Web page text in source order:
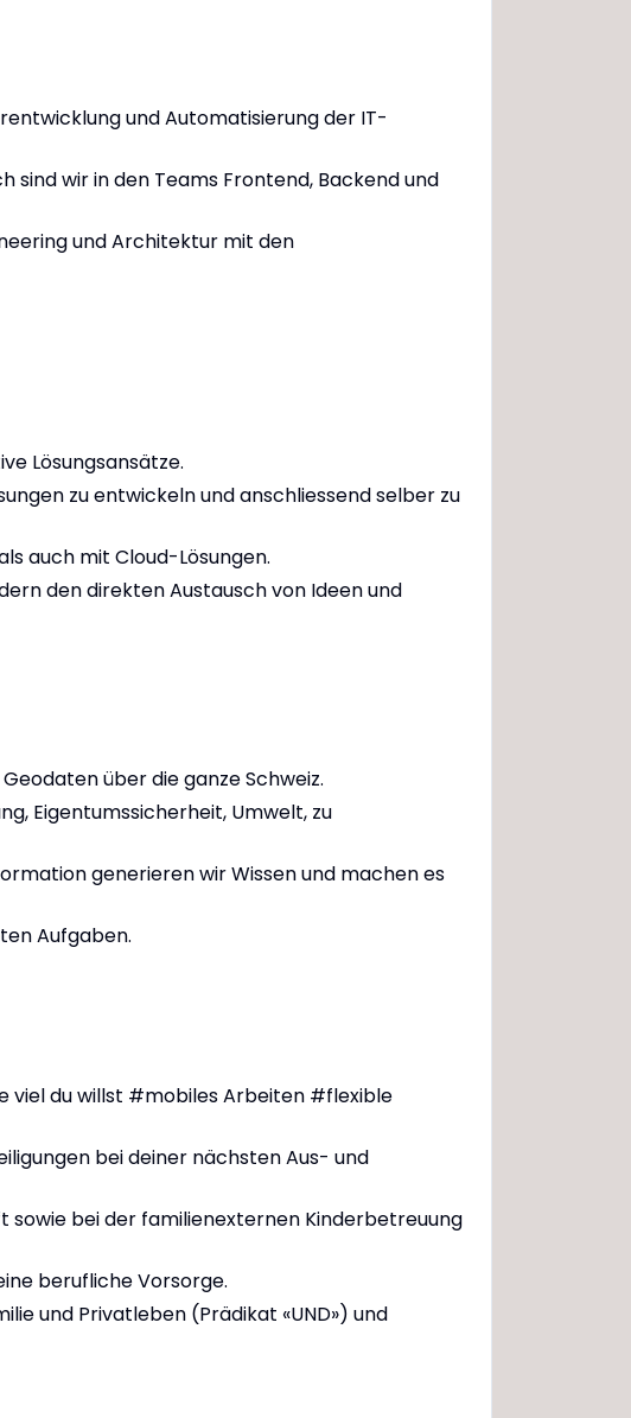
und Automatisierung der IT-
sind wir in den Teams Frontend, Backend und
und Architektur mit den
Lösungsansätze.
zu entwickeln und anschliessend selber zu
auch mit Cloud-Lösungen.
den direkten Austausch von Ideen und
über die ganze Schweiz.
Eigentumssicherheit, Umwelt, zu
generieren wir Wissen und machen es
Aufgaben.
viel du willst #mobiles Arbeiten #flexible
bei deiner nächsten Aus- und
sowie bei der familienexternen Kinderbetreuung
berufliche Vorsorge.
und Privatleben (Prädikat «UND») und